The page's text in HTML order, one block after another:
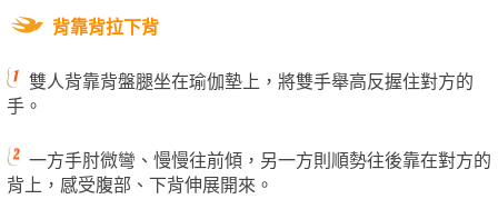
背靠背拉下背
雙人背靠背盤腿坐在瑜伽墊上，將雙手舉高反握住對方的
手。
一方手肘微彎、慢慢往前傾，另一方則順勢往後靠在對方的
背上，感受腹部、下背伸展開來。